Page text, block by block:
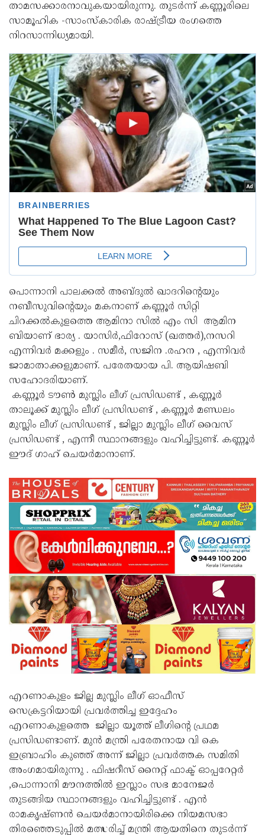
താമസക്കാരനാവുകയായിരുന്നു. തുടർന്ന് കണ്ണൂരിലെ
സാമൂഹിക -സാംസ്കാരിക രാഷ്ട്രീയ രംഗത്തെ
നിറസാന്നിധ്യമായി.
പൊന്നാനി പാലക്കൽ അബ്ദുൽ ഖാദറിന്റെയും
നബീസുവിന്റെയും മകനാണ് കണ്ണൂർ സിറ്റി
ചിറക്കൽകുളത്തെ ആമിനാ സിൽ എം സി ആമിന
ബിയാണ് ഭാര്യ . യാസിർ,ഫിറോസ് (ഖത്തർ),നസറി
എന്നിവർ മക്കളും . സമീർ, സജിന .രഹന , എന്നിവർ
ജാമാതാക്കളുമാണ്. പരേതയായ പി. ആയിഷബി
സഹോദരിയാണ്.
കണ്ണൂർ ടൗൺ മുസ്ലിം ലീഗ് പ്രസിഡണ്ട് , കണ്ണൂർ
താലൂക്ക് മുസ്ലിം ലീഗ് പ്രസിഡണ്ട് , കണ്ണൂർ മണ്ഡലം
മുസ്ലിം ലീഗ് പ്രസിഡണ്ട് , ജില്ലാ മുസ്ലിം ലീഗ് വൈസ്
പ്രസിഡണ്ട് , എന്നീ സ്ഥാനങ്ങളും വഹിച്ചിട്ടുണ്ട്. കണ്ണൂർ
ഈദ് ഗാഹ് ചെയർമാനാണ്.
എറണാകുളം ജില്ല മുസ്ലിം ലീഗ് ഓഫീസ്
സെക്രട്ടറിയായി പ്രവർത്തിച്ച ഇദ്ദേഹം
എറണാകുളത്തെ ജില്ലാ യൂത്ത് ലീഗിന്റെ പ്രഥമ
പ്രസിഡണ്ടാണ്. മുൻ മന്ത്രി പരേതനായ വി കെ
ഇബ്രാഹിം കുഞ്ഞ് അന്ന് ജില്ലാ പ്രവർത്തക സമിതി
അംഗമായിരുന്നു . ഫിഷറീസ് നൈറ്റ് ഫാക്ട് ഓപ്പറേറ്റർ
,പൊന്നാനി മൗനത്തിൽ ഇസ്ലാം സഭ മാനേജർ
തുടങ്ങിയ സ്ഥാനങ്ങളും വഹിച്ചിട്ടുണ്ട് . എൻ
രാമകൃഷ്ണൻ ചെയർമാനായിരിക്കെ നിയമസഭാ
തിരഞ്ഞെടുപ്പിൽ മത്സരിച്ച് മന്ത്രി ആയതിനെ തുടർന്ന്